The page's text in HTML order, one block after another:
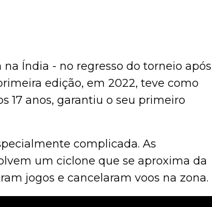
Índia - no regresso do torneio após
edição, em 2022, teve como
17 anos, garantiu o seu primeiro
complicada. As
um ciclone que se aproxima da
jogos e cancelaram voos na zona.